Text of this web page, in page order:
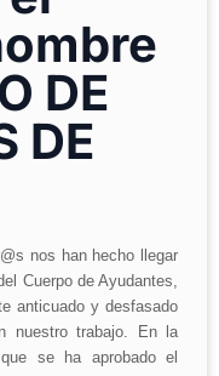
DE
DE
nos han hecho llegar
Cuerpo de Ayudantes,
anticuado y desfasado
nuestro trabajo. En la
se ha aprobado el